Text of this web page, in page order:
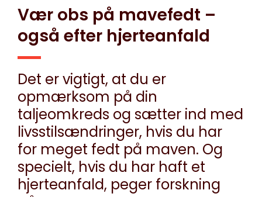
Vær obs på mavefedt –
også efter hjerteanfald
Det er vigtigt, at du er
opmærksom på din
taljeomkreds og sætter ind med
livsstilsændringer, hvis du har
for meget fedt på maven. Og
specielt, hvis du har haft et
hjerteanfald, peger forskning